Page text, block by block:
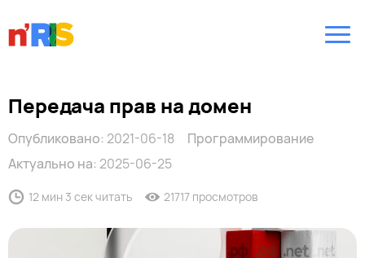
Передача прав на домен
Опубликовано: 2021-06-18
Актуально на: 2025-06-25
Программирование
12 мин 3 сек читать 21717 просмотров